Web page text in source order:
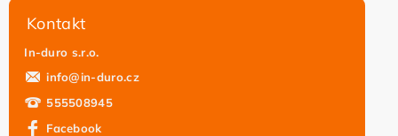
Kontakt
In-duro s.r.o.
info@in-duro.cz
555508945
Facebook